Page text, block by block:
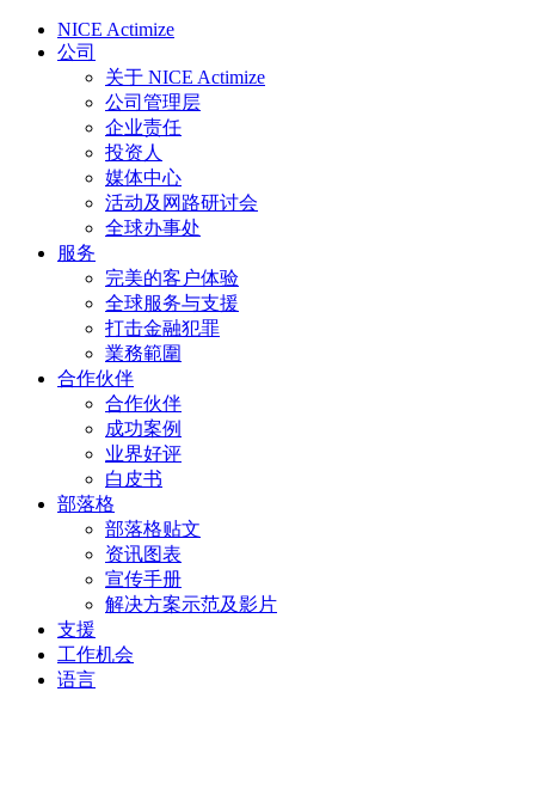
NICE Actimize
公司
关于 NICE Actimize
公司管理层
企业责任
投资人
媒体中心
活动及网路研讨会
全球办事处
服务
完美的客户体验
全球服务与支援
打击金融犯罪
業務範圍
合作伙伴
合作伙伴
成功案例
业界好评
白皮书
部落格
部落格贴文
资讯图表
宣传手册
解决方案示范及影片
支援
工作机会
语言